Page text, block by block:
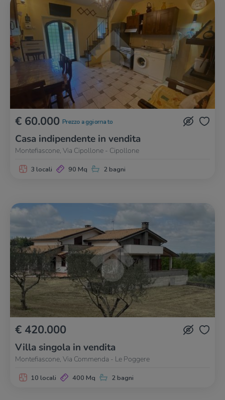
€ 60.000 Prezzo aggiornato
Casa indipendente in vendita
Montefiascone, Via Cipollone - Cipollone
3 locali 90 Mq 2 bagni
€ 420.000
Villa singola in vendita
Montefiascone, Via Commenda - Le Poggere
10 locali 400 Mq 2 bagni